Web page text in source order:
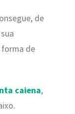
de
de
caiena,